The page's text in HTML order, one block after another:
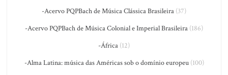
-Acervo PQPBach de Música Clássica Brasileira (37)
-Acervo PQPBach de Música Colonial e Imperial Brasileira (186)
-África (12)
-Alma Latina: música das Américas sob o domínio europeu(100)